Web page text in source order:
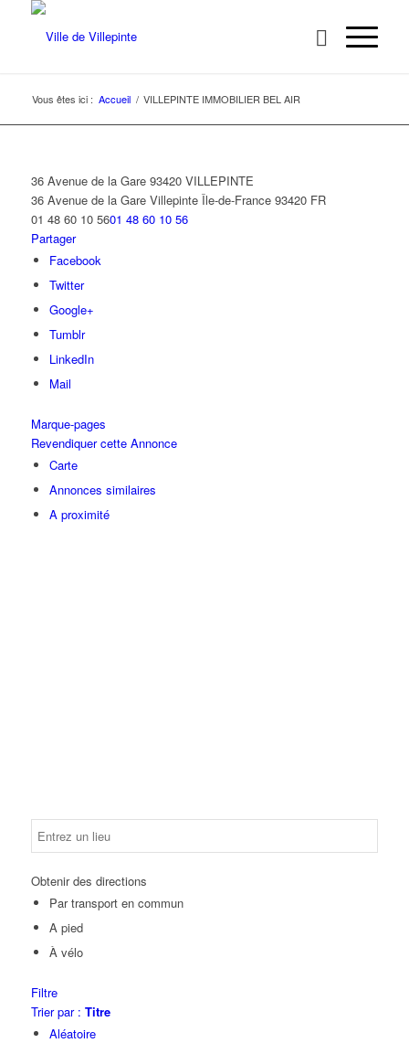
Vous êtes ici : Accueil / VILLEPINTE IMMOBILIER BEL AIR
36 Avenue de la Gare 93420 VILLEPINTE
36 Avenue de la Gare Villepinte Île-de-France 93420 FR
01 48 60 10 5601 48 60 10 56
Partager
Facebook
Twitter
Google+
Tumblr
LinkedIn
Mail
Marque-pages
Revendiquer cette Annonce
Carte
Annonces similaires
A proximité
Obtenir des directions
Par transport en commun
A pied
À vélo
Filtre
Trier par : Titre
Aléatoire